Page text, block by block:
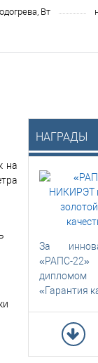
Вт
НАГРАДЫ
За
«РАПС-
«Гарантия
на